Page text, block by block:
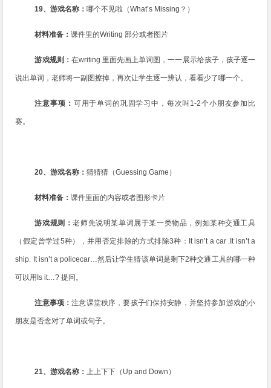
19、游戏名称：哪个不见啦（What’s Missing ？ ）
材料准备：课件里的Writing部分或者图片
游戏规则： 在writing 里面先画上单词图，一一展示给孩子，孩子逐一
说出单词，老师将一副图擦掉，再次让学生逐一辨认，看看少了哪一个。
注意事项： 可用于单词的巩固学习中，每次叫 1-2个小朋友参加比
赛。
20、游戏名称：猜猜猜（Guessing Game ）
材料准备：课件里面的内容或者图形卡片
游戏规则：老师先说明某单词属于某一类物品，例如某种交通工具
（假定曾学过5种），并用否定排除的方式排除3种： It isn’t a car .It isn’t a
ship. It isn’t a policecar…然后让学生猜该单词是剩下2种交通工具的哪一种
可以用 Is it…?提问。
注意事项：注意课堂秩序，要孩子们保持安静，并坚持参加游戏的小
朋友是否念对了单词或句子。
21、游戏名称：上上下下（ Up and Down ）